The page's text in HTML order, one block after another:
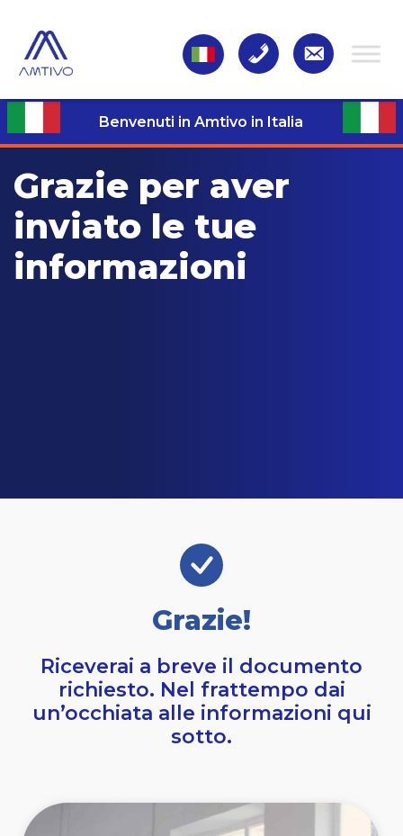
Benvenuti in Amtivo in Italia
Grazie per aver
inviato le tue
informazioni
Grazie!
Riceverai a breve il documento
richiesto. Nel frattempo dai
un’occhiata alle informazioni qui
sotto.